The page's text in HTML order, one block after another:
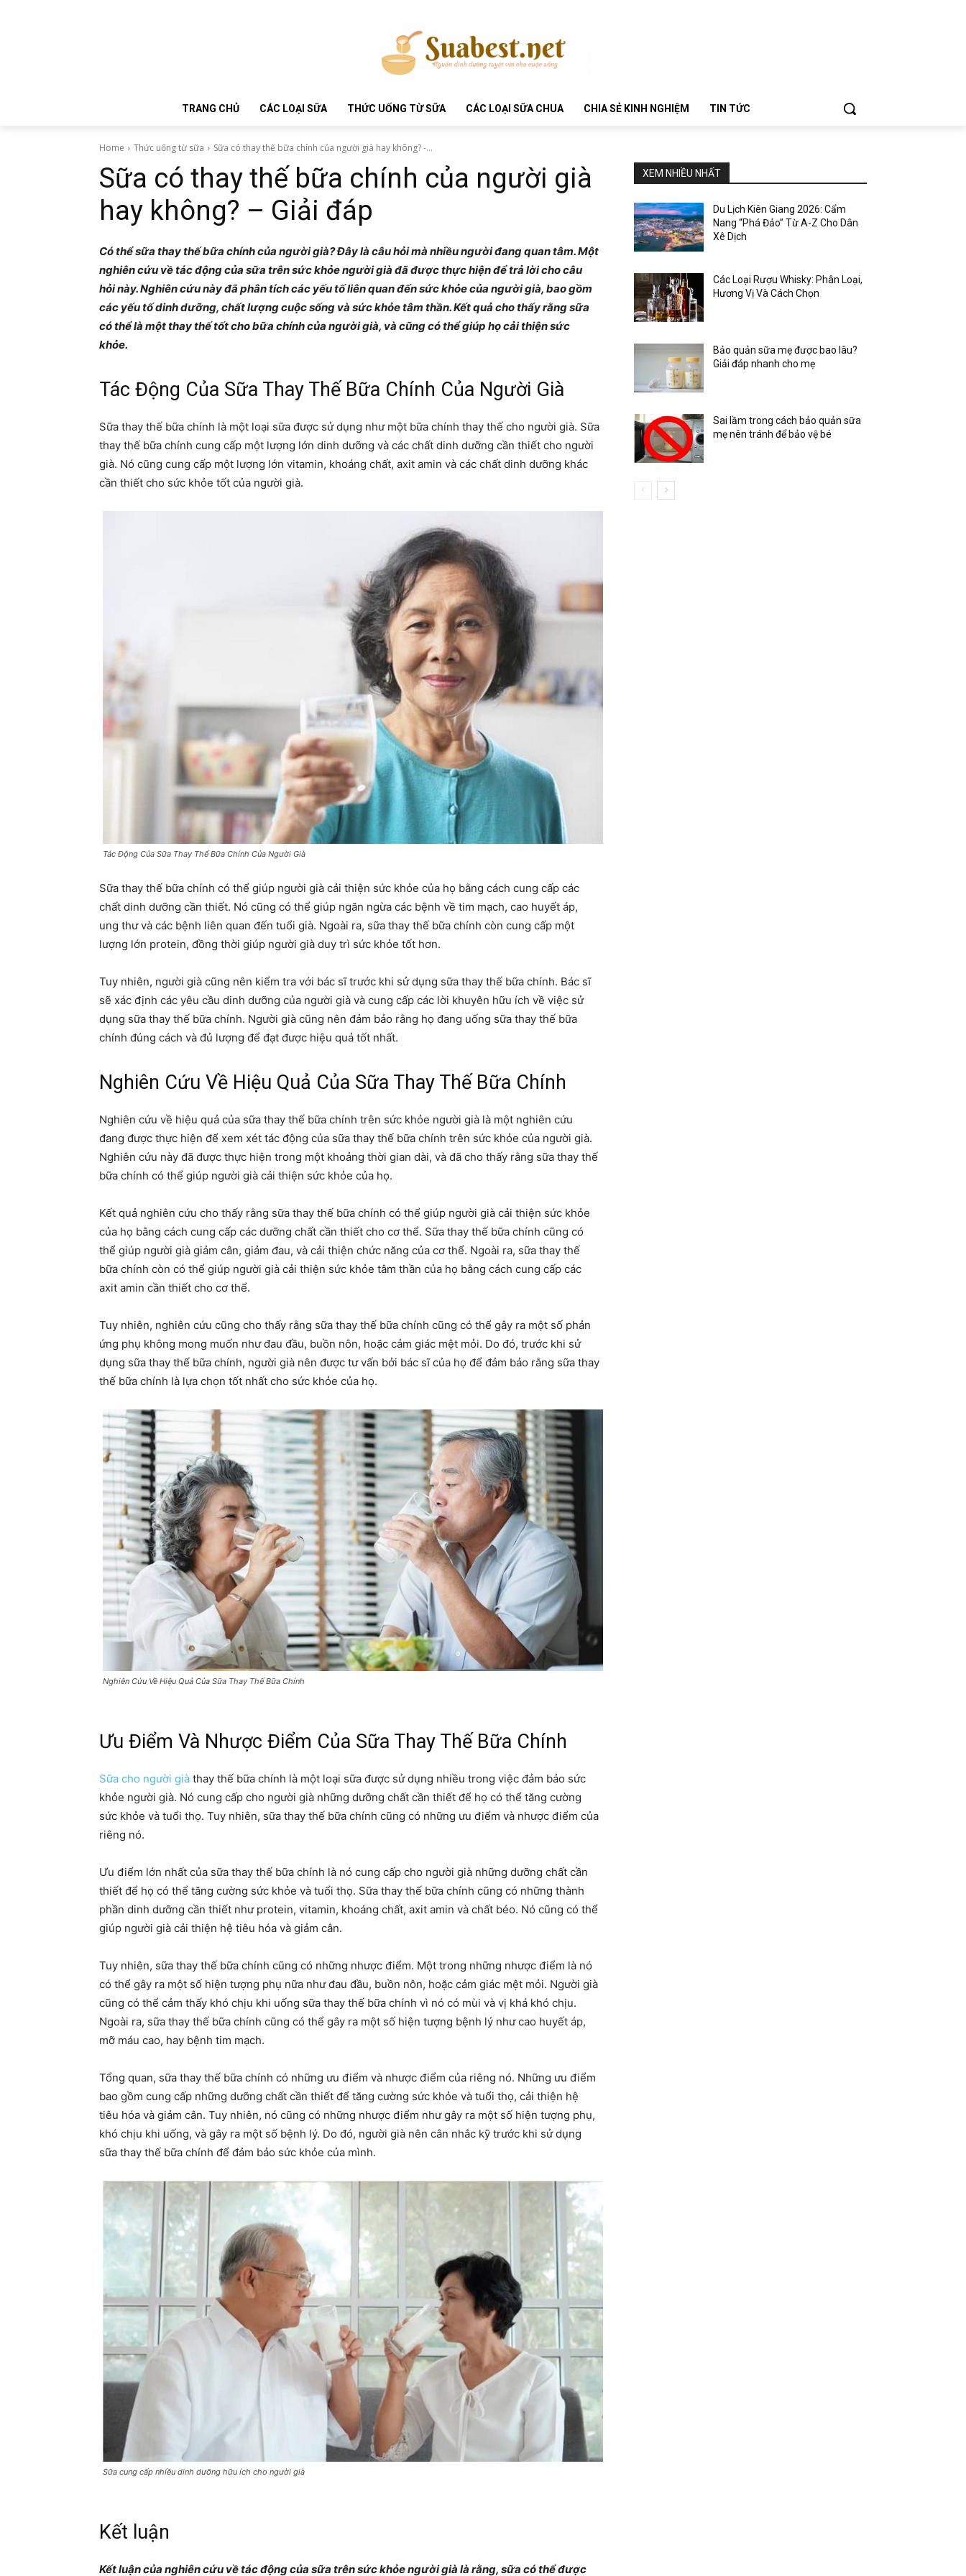
TRANG CHỦ CÁC LOẠI SỮA THỨC UỐNG TỪ SỮA CÁC LOẠI SỮA CHUA CHIA SẺ KINH NGHIỆM TIN TỨC
Home Thức uống từ sữa Sữa có thay thế bữa chính của người già hay không? -...
Sữa có thay thế bữa chính của người già
hay không? – Giải đáp
Có thể sữa thay thế bữa chính của người già? Đây là câu hỏi mà nhiều người đang quan tâm. Một
nghiên cứu về tác động của sữa trên sức khỏe người già đã được thực hiện để trả lời cho câu
hỏi này. Nghiên cứu này đã phân tích các yếu tố liên quan đến sức khỏe của người già, bao gồm
các yếu tố dinh dưỡng, chất lượng cuộc sống và sức khỏe tâm thần. Kết quả cho thấy rằng sữa
có thể là một thay thế tốt cho bữa chính của người già, và cũng có thể giúp họ cải thiện sức
khỏe.
Tác Động Của Sữa Thay Thế Bữa Chính Của Người Già
Sữa thay thế bữa chính là một loại sữa được sử dụng như một bữa chính thay thế cho người già. Sữa
thay thế bữa chính cung cấp một lượng lớn dinh dưỡng và các chất dinh dưỡng cần thiết cho người
già. Nó cũng cung cấp một lượng lớn vitamin, khoáng chất, axit amin và các chất dinh dưỡng khác
cần thiết cho sức khỏe tốt của người già.
Tác Động Của Sữa Thay Thế Bữa Chính Của Người Già
Sữa thay thế bữa chính có thể giúp người già cải thiện sức khỏe của họ bằng cách cung cấp các
chất dinh dưỡng cần thiết. Nó cũng có thể giúp ngăn ngừa các bệnh về tim mạch, cao huyết áp,
ung thư và các bệnh liên quan đến tuổi già. Ngoài ra, sữa thay thế bữa chính còn cung cấp một
lượng lớn protein, đồng thời giúp người già duy trì sức khỏe tốt hơn.
Tuy nhiên, người già cũng nên kiểm tra với bác sĩ trước khi sử dụng sữa thay thế bữa chính. Bác sĩ
sẽ xác định các yêu cầu dinh dưỡng của người già và cung cấp các lời khuyên hữu ích về việc sử
dụng sữa thay thế bữa chính. Người già cũng nên đảm bảo rằng họ đang uống sữa thay thế bữa
chính đúng cách và đủ lượng để đạt được hiệu quả tốt nhất.
Nghiên Cứu Về Hiệu Quả Của Sữa Thay Thế Bữa Chính
Nghiên cứu về hiệu quả của sữa thay thế bữa chính trên sức khỏe người già là một nghiên cứu
đang được thực hiện để xem xét tác động của sữa thay thế bữa chính trên sức khỏe của người già.
Nghiên cứu này đã được thực hiện trong một khoảng thời gian dài, và đã cho thấy rằng sữa thay thế
bữa chính có thể giúp người già cải thiện sức khỏe của họ.
Kết quả nghiên cứu cho thấy rằng sữa thay thế bữa chính có thể giúp người già cải thiện sức khỏe
của họ bằng cách cung cấp các dưỡng chất cần thiết cho cơ thể. Sữa thay thế bữa chính cũng có
thể giúp người già giảm cân, giảm đau, và cải thiện chức năng của cơ thể. Ngoài ra, sữa thay thế
bữa chính còn có thể giúp người già cải thiện sức khỏe tâm thần của họ bằng cách cung cấp các
axit amin cần thiết cho cơ thể.
Tuy nhiên, nghiên cứu cũng cho thấy rằng sữa thay thế bữa chính cũng có thể gây ra một số phản
ứng phụ không mong muốn như đau đầu, buồn nôn, hoặc cảm giác mệt mỏi. Do đó, trước khi sử
dụng sữa thay thế bữa chính, người già nên được tư vấn bởi bác sĩ của họ để đảm bảo rằng sữa thay
thế bữa chính là lựa chọn tốt nhất cho sức khỏe của họ.
Nghiên Cứu Về Hiệu Quả Của Sữa Thay Thế Bữa Chính
Ưu Điểm Và Nhược Điểm Của Sữa Thay Thế Bữa Chính
Sữa cho người già thay thế bữa chính là một loại sữa được sử dụng nhiều trong việc đảm bảo sức
khỏe người già. Nó cung cấp cho người già những dưỡng chất cần thiết để họ có thể tăng cường
sức khỏe và tuổi thọ. Tuy nhiên, sữa thay thế bữa chính cũng có những ưu điểm và nhược điểm của
riêng nó.
Ưu điểm lớn nhất của sữa thay thế bữa chính là nó cung cấp cho người già những dưỡng chất cần
thiết để họ có thể tăng cường sức khỏe và tuổi thọ. Sữa thay thế bữa chính cũng có những thành
phần dinh dưỡng cần thiết như protein, vitamin, khoáng chất, axit amin và chất béo. Nó cũng có thể
giúp người già cải thiện hệ tiêu hóa và giảm cân.
Tuy nhiên, sữa thay thế bữa chính cũng có những nhược điểm. Một trong những nhược điểm là nó
có thể gây ra một số hiện tượng phụ nữa như đau đầu, buồn nôn, hoặc cảm giác mệt mỏi. Người già
cũng có thể cảm thấy khó chịu khi uống sữa thay thế bữa chính vì nó có mùi và vị khá khó chịu.
Ngoài ra, sữa thay thế bữa chính cũng có thể gây ra một số hiện tượng bệnh lý như cao huyết áp,
mỡ máu cao, hay bệnh tim mạch.
Tổng quan, sữa thay thế bữa chính có những ưu điểm và nhược điểm của riêng nó. Những ưu điểm
bao gồm cung cấp những dưỡng chất cần thiết để tăng cường sức khỏe và tuổi thọ, cải thiện hệ
tiêu hóa và giảm cân. Tuy nhiên, nó cũng có những nhược điểm như gây ra một số hiện tượng phụ,
khó chịu khi uống, và gây ra một số bệnh lý. Do đó, người già nên cân nhắc kỹ trước khi sử dụng
sữa thay thế bữa chính để đảm bảo sức khỏe của mình.
Sữa cung cấp nhiều dinh dưỡng hữu ích cho người già
Kết luận
Kết luận của nghiên cứu về tác động của sữa trên sức khỏe người già là rằng, sữa có thể được
XEM NHIỀU NHẤT
Du Lịch Kiên Giang 2026: Cẩm
Nang “Phá Đảo” Từ A-Z Cho Dân
Xê Dịch
Các Loại Rượu Whisky: Phân Loại,
Hương Vị Và Cách Chọn
Bảo quản sữa mẹ được bao lâu?
Giải đáp nhanh cho mẹ
Sai lầm trong cách bảo quản sữa
mẹ nên tránh để bảo vệ bé